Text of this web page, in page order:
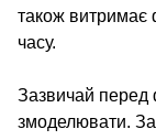
також витримає
часу.
Зазвичай перед
змоделювати.